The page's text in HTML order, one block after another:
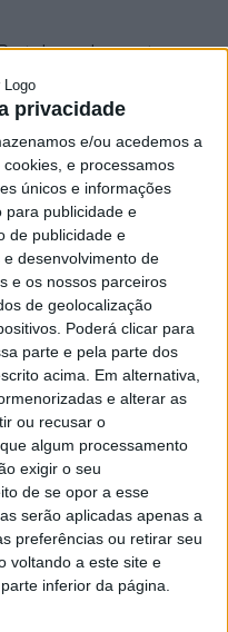
privacidade
e/ou acedemos a
e processamos
únicos e informações
para publicidade e
de publicidade e
desenvolvimento de
e os nossos parceiros
de geolocalização
Poderá clicar para
parte e pela parte dos
acima. Em alternativa,
e alterar as
ou recusar o
algum processamento
exigir o seu
de se opor a esse
serão aplicadas apenas a
preferências ou retirar seu
voltando a este site e
inferior da página.
demonstram a
tendo sido
Profissional de
Chão e da Santa
Sor, ambas elaboradas
e C.BIP do
parceiras da Fundação
entidades com e sem
áreas de apoio social,
energias renováveis.
Água e
pela Escola
Rural do Alter do Chão,
parceira, e visa